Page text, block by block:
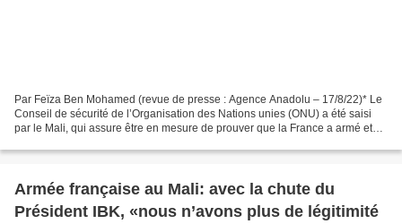
Par Feïza Ben Mohamed (revue de presse : Agence Anadolu – 17/8/22)* Le
Conseil de sécurité de l’Organisation des Nations unies (ONU) a été saisi
par le Mali, qui assure être en mesure de prouver que la France a armé et
Armée française au Mali: avec la chute du
Président IBK, «nous n’avons plus de légitimité